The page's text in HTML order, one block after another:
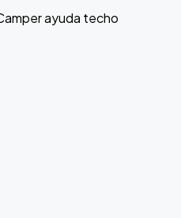
ayuda techo